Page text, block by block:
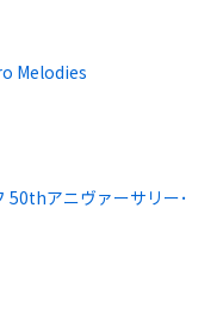
Melodies
50thアニヴァーサリー･